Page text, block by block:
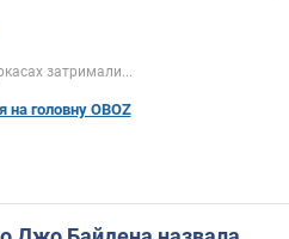
затримали...
на головну OBOZ